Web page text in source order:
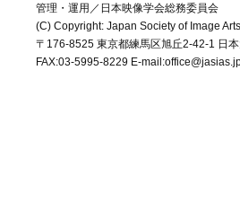
管理・運用／日本映像学会総務委員会
(C) Copyright: Japan Society of Image
〒176-8525 東京都練馬区旭丘2-42-1 日
FAX:03-5995-8229 E-